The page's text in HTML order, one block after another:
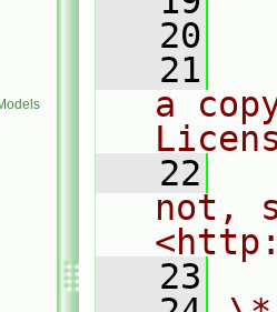
   20
   21
a
   22
not,
   23